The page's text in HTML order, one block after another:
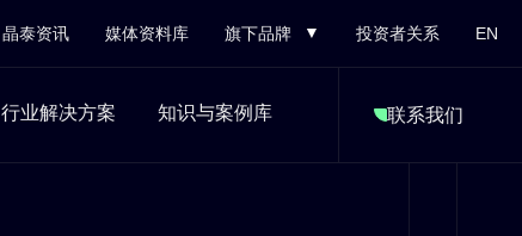
晶泰资讯 媒体资料库 旗下品牌 投资者关系 EN
行业解决方案 知识与案例库 联系我们